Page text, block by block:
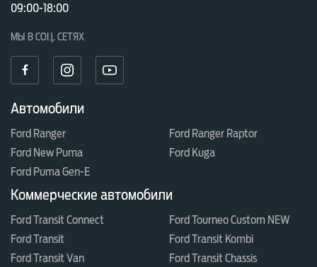
09:00-18:00
МЫ В СОЦ. СЕТЯХ
Автомобили
Ford Ranger
Ford Ranger Raptor
Ford New Puma
Ford Kuga
Ford Puma Gen-E
Коммерческие автомобили
Ford Transit Connect
Ford Tourneo Custom NEW
Ford Transit
Ford Transit Kombi
Ford Transit Van
Ford Transit Chassis